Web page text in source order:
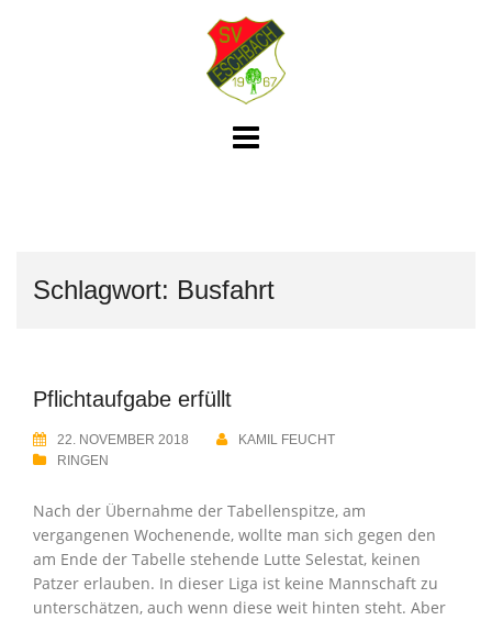
Schlagwort: Busfahrt
Pflichtaufgabe erfüllt
22. NOVEMBER 2018
KAMIL FEUCHT
RINGEN
Nach der Übernahme der Tabellenspitze, am
vergangenen Wochenende, wollte man sich gegen den
am Ende der Tabelle stehende Lutte Selestat, keinen
Patzer erlauben. In dieser Liga ist keine Mannschaft zu
unterschätzen, auch wenn diese weit hinten steht. Aber